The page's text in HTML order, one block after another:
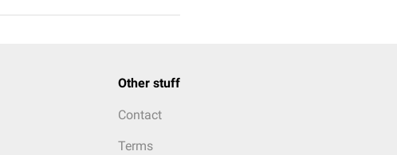
Other stuff
Contact
Terms